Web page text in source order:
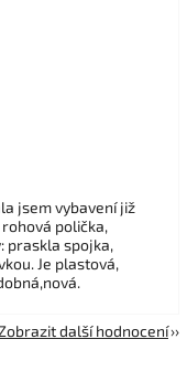
jsem vybavení již
polička,
praskla spojka,
Je plastová,
další hodnocení